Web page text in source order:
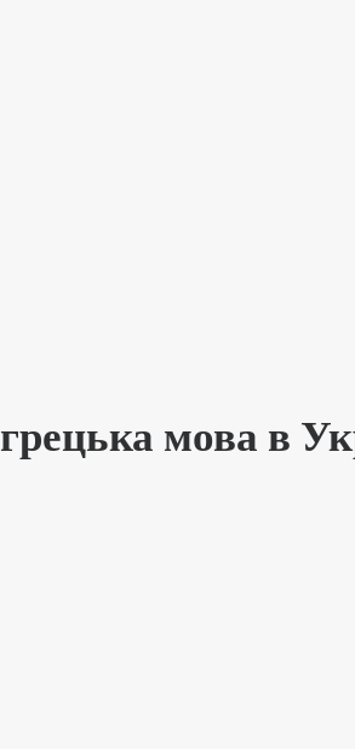
грецька мова в